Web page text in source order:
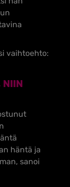
vaihtoehto:
NIIN
häntä ja
sanoi